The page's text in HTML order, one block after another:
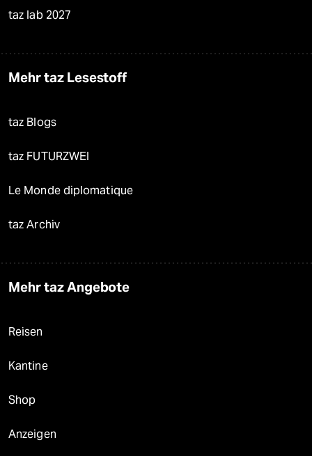
taz lab 2027
Mehr taz Lesestoff
taz Blogs
taz FUTURZWEI
Le Monde diplomatique
taz Archiv
Mehr taz Angebote
Reisen
Kantine
Shop
Anzeigen